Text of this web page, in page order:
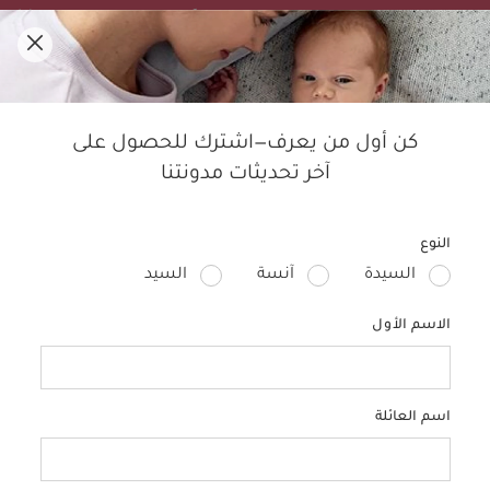
تنزيلات الصيف! تسوقي الأفضل مبيعًا بخصم لغاية 50%.
الحمل
كن أول من يعرف—اشترك للحصول على
آخر تحديثات مدونتنا
النوع
السيدة آنسة السيد
الاسم الأول
اسم العائلة